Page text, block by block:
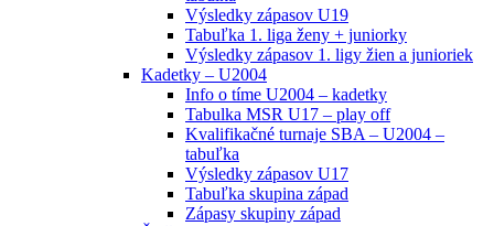
Výsledky zápasov U19
Tabuľka 1. liga ženy + juniorky
Výsledky zápasov 1. ligy žien a junioriek
Kadetky – U2004
Info o tíme U2004 – kadetky
Tabulka MSR U17 – play off
Kvalifikačné turnaje SBA – U2004 –
tabuľka
Výsledky zápasov U17
Tabuľka skupina západ
Zápasy skupiny západ